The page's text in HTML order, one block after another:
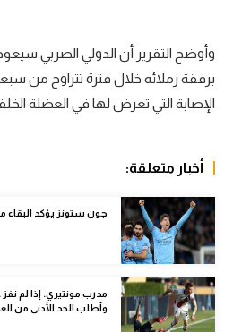
كرة يد
كرة طائرة
في المونديال
رياضة نسائية
آسيا
أمريكا
ركن الألعاب
وأوضح التقرير أن الدولي الصربي سيعود
الإصابة التي تعرض لها في العضلة
أخبار متعلقة:
جون ستونز يؤكد
مدرب مونتيري: إذا لم نفز
وأطلب الحد الأدنى من